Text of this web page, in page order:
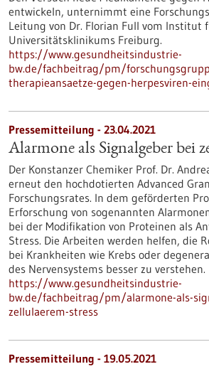
entwickeln, unternimmt eine
Leitung von Dr. Florian Full vom Institut
Universitätsklinikums Freiburg.
https://www.gesundheitsindustrie-
bw.de/fachbeitrag/pm/
therapieansaetze-gegen-herpesviren-
Pressemitteilung - 23.04.2021
Alarmone als Signalgeber bei
Der Konstanzer Chemiker Prof. Dr.
erneut den hochdotierten Advanced
Forschungsrates. In dem geförderten
Erforschung von sogenannten
bei der Modifikation von Proteinen als
Stress. Die Arbeiten werden helfen, die
bei Krankheiten wie Krebs oder
des Nervensystems besser zu verstehen.
https://www.gesundheitsindustrie-
bw.de/fachbeitrag/pm/alarmone-als-
zellulaerem-stress
Pressemitteilung - 19.05.2021